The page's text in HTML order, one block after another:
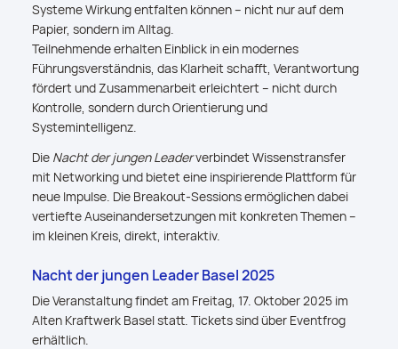
Systeme Wirkung entfalten können – nicht nur auf dem
Papier, sondern im Alltag.
Teilnehmende erhalten Einblick in ein modernes
Führungsverständnis, das Klarheit schafft, Verantwortung
fördert und Zusammenarbeit erleichtert – nicht durch
Kontrolle, sondern durch Orientierung und
Systemintelligenz.
Die Nacht der jungen Leaderverbindet Wissenstransfer
mit Networking und bietet eine inspirierende Plattform für
neue Impulse. Die Breakout-Sessions ermöglichen dabei
vertiefte Auseinandersetzungen mit konkreten Themen –
im kleinen Kreis, direkt, interaktiv.
Nacht der jungen Leader Basel 2025
Die Veranstaltung findet am Freitag, 17. Oktober 2025 im
Alten Kraftwerk Basel statt. Tickets sind über Eventfrog
erhältlich.